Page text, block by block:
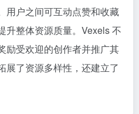
用户之间可互动点赞和收藏
升整体资源质量。Vexels 不
励受欢迎的创作者并推广其
展了资源多样性，还建立了